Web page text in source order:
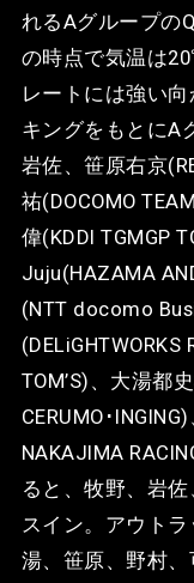
れるAグループの
の時点で気温は
レートには強い
キングをもとにA
岩佐、笹原右京
祐(DOCOMO
偉(KDDI TGMGP
Juju(HAZAMA
(NTT docomo
(DELiGHTWORKS
TOM’S)、大湯都
CERUMO･
NAKAJIMA
ると、牧野、岩
スイン。アウト
湯、笹原、野村